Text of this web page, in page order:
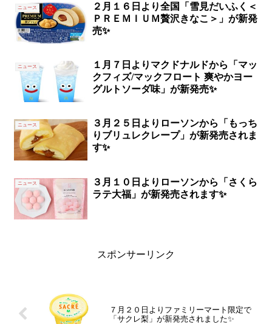
ニュース
２月１６日より全国「雪見だいふく＜
ＰＲＥＭＩＵＭ贅沢きなこ＞」が新発
売✨
ニュース
１月７日よりマクドナルドから「マッ
クフィズ/マックフロート 爽やかヨー
グルトソーダ味」が新発売✨
ニュース
３月２５日よりローソンから「もっち
りブリュレクレープ」が新発売されま
す✨
ニュース
３月１０日よりローソンから「さくら
ラテ大福」が新発売されます✨
スポンサーリンク
７月２０日よりファミリーマート限定で
「サクレ梨」が新発売されました✨